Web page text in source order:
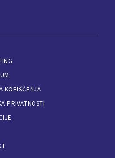
KORIŠĆENJA
PRIVATNOSTI